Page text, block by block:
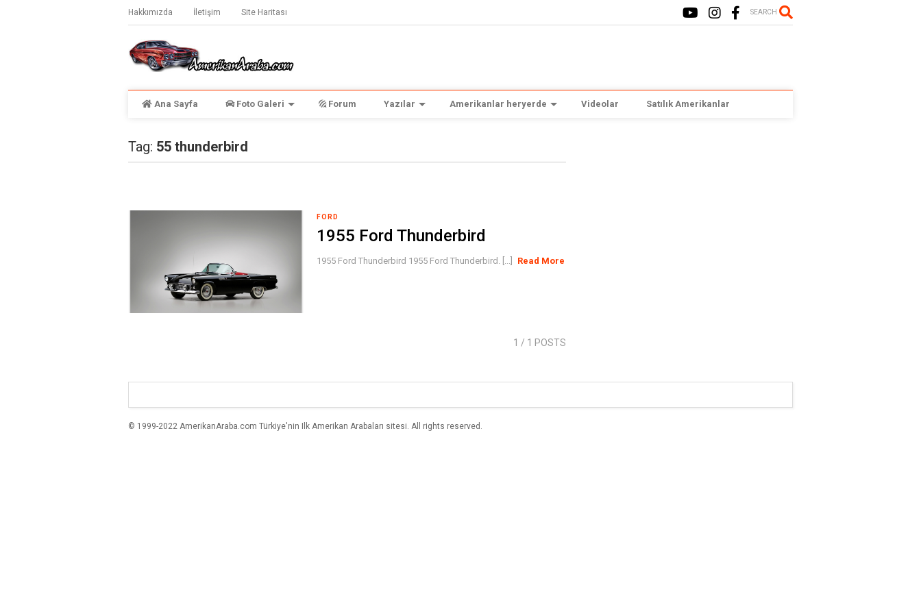
Hakkımızda İletişim Site Haritası SEARCH
Ana Sayfa Foto Galeri Forum Yazılar Amerikanlar heryerde Videolar Satılık Amerikanlar
Tag: 55 thunderbird
FORD
1955 Ford Thunderbird
1955 Ford Thunderbird 1955 Ford Thunderbird. [...] Read More
1 / 1 POSTS
© 1999-2022 AmerikanAraba.com Türkiye'nin Ilk Amerikan Arabaları sitesi. All rights reserved.